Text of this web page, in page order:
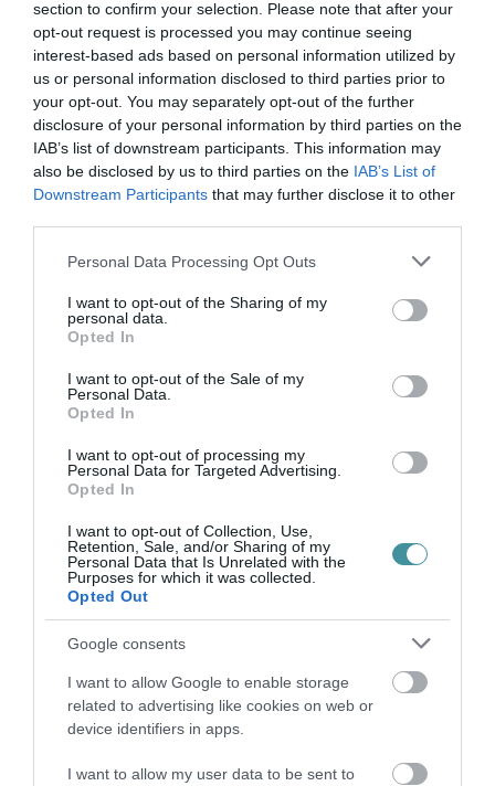
section to confirm your selection. Please note that after your
opt-out request is processed you may continue seeing
interest-based ads based on personal information utilized by
us or personal information disclosed to third parties prior to
your opt-out. You may separately opt-out of the further
disclosure of your personal information by third parties on the
IAB’s list of downstream participants. This information may
also be disclosed by us to third parties on the IAB’s List of
Downstream Participants that may further disclose it to other
Please note that this website/app uses one or more Google
not limited to your visit or usage behaviour. You may click to
grant or deny consent to Google and its third-party tags to
use your data for below specified purposes in below Google
consent section.
Personal Data Processing Opt Outs
I want to opt-out of the Sharing of my
personal data.
Opted In
I want to opt-out of the Sale of my
Personal Data.
Opted In
I want to opt-out of processing my
Personal Data for Targeted Advertising.
Opted In
I want to opt-out of Collection, Use,
Retention, Sale, and/or Sharing of my
Personal Data that Is Unrelated with the
Purposes for which it was collected.
Opted Out
Google consents
I want to allow Google to enable storage
related to advertising like cookies on web or
device identifiers in apps.
I want to allow my user data to be sent to
ÚJ HŰTŐRENDSZER A MARKHOT FERENC
KÓRHÁZBAN: TÖBB MINT 70 ...
2026. augusztus 06|Eger ügye
HOLTAN SZÁLLÍTOTTÁK HAZA A 80 ÉVES
ASSZONYT A HATVANI KÓR...
GÁRDONYI MESEKERT VÁRJA A
2026. augusztus 06
DÉDESTAPOLCSÁNYNÁL, KILENCÓRÁS
KÜZDELE...
2026. augusztus 06|Környék ügye